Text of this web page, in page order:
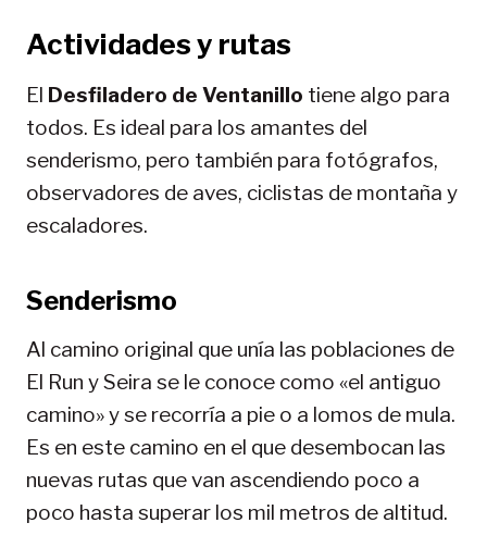
Actividades y rutas
El Desfiladero de Ventanillo tiene algo para
todos. Es ideal para los amantes del
senderismo, pero también para fotógrafos,
observadores de aves, ciclistas de montaña y
escaladores.
Senderismo
Al camino original que unía las poblaciones de
El Run y Seira se le conoce como «el antiguo
camino» y se recorría a pie o a lomos de mula.
Es en este camino en el que desembocan las
nuevas rutas que van ascendiendo poco a
poco hasta superar los mil metros de altitud.